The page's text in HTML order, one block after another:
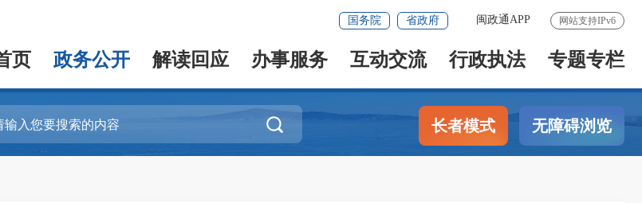
网站支持IPv6
闽政通APP
国务院 省政府
页 政务公开 解读回应 办事服务 互动交流 行政执法 专题专栏
 长者模式 无障碍浏览